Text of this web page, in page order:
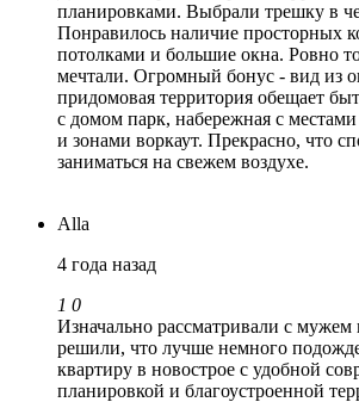
планировками. Выбрали трешку в
Понравилось наличие просторных
потолками и большие окна. Ровно
мечтали. Огромный бонус - вид из
придомовая территория обещает
с домом парк, набережная с
и зонами воркаут. Прекрасно, что
заниматься на свежем воздухе.
Alla
4 года назад
1 0
Изначально рассматривали с мужем
решили, что лучше немного
квартиру в новострое с удобной
планировкой и благоустроенной